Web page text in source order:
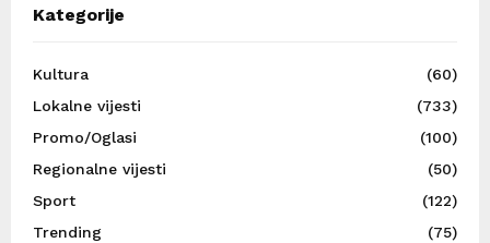
Kategorije
Kultura
(60)
Lokalne vijesti
(733)
Promo/Oglasi
(100)
Regionalne vijesti
(50)
Sport
(122)
Trending
(75)